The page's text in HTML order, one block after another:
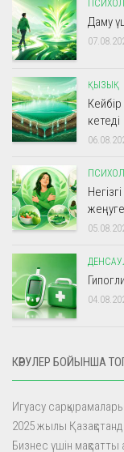
Даму
ҚЫЗЫҚ
кетеді
жеңуге
КӨРУЛЕР БОЙЫНША
Игуасу
2025 жылы
Бизнес үшін мақсатты